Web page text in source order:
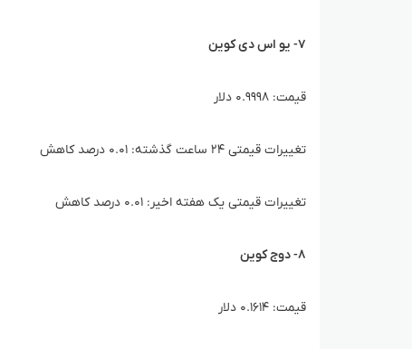
۷- یو اس دی کوین
قیمت: ۰.۹۹۹۸ دلار
تغییرات قیمتی ۲۴ ساعت گذشته: ۰.۰۱ درصد کاهش
تغییرات قیمتی یک هفته اخیر: ۰.۰۱ درصد کاهش
۸- دوج کوین
قیمت: ۰.۱۶۱۴ دلار